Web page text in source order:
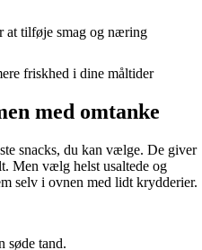
at tilføje smag og næring
friskhed i dine måltider
med omtanke
snacks, du kan vælge. De giver
Men vælg helst usaltede og
selv i ovnen med lidt krydderier.
søde tand.